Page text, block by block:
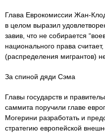
Глава Еврокомиссии Жан-
в целом выразил
завив, что не собирается
национального права
(распределения мигрантов)
За спиной дяди Сэма
Главы государств и
саммита поручили главе
Могерини разработать и
стратегию европейской